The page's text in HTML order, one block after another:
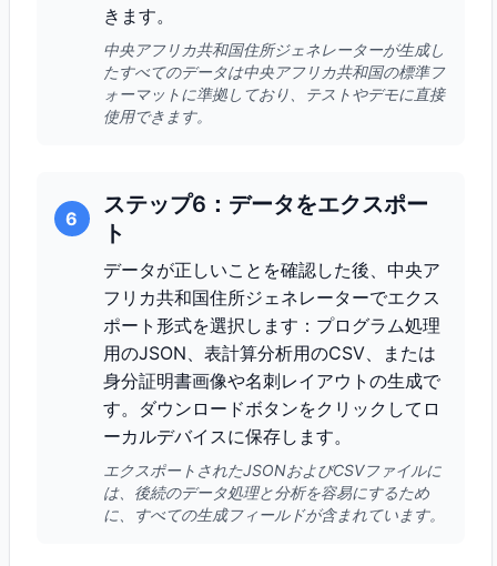
きます。
中央アフリカ共和国住所ジェネレーターが生成し
たすべてのデータは中央アフリカ共和国の標準フ
ォーマットに準拠しており、テストやデモに直接
使用できます。
6
ステップ6：データをエクスポー
ト
データが正しいことを確認した後、中央ア
フリカ共和国住所ジェネレーターでエクス
ポート形式を選択します：プログラム処理
用のJSON、表計算分析用のCSV、または
身分証明書画像や名刺レイアウトの生成で
す。ダウンロードボタンをクリックしてロ
ーカルデバイスに保存します。
エクスポートされたJSONおよびCSVファイルに
は、後続のデータ処理と分析を容易にするため
に、すべての生成フィールドが含まれています。